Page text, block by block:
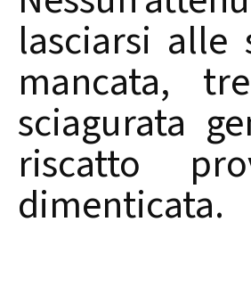
lasciarsi
mancata,
sciagurata
riscatto
dimenticata.